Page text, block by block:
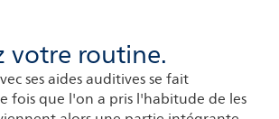
votre routine.
ses aides auditives se fait
fois que l'on a pris l'habitude de les